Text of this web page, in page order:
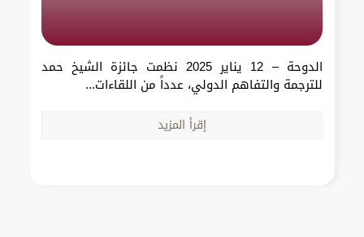
الدوحة – 12 يناير 2025 نظمت جائزة الشيخ حمد
للترجمة والتفاهم الدولي، عدداً من اللقاءات...
إقرأ المزيد